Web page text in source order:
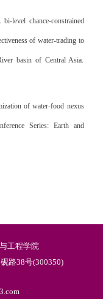
level chance-constrained
of water-trading to
basin of Central Asia.
of water-food nexus
Series: Earth and
工程学院
路38号(300350)